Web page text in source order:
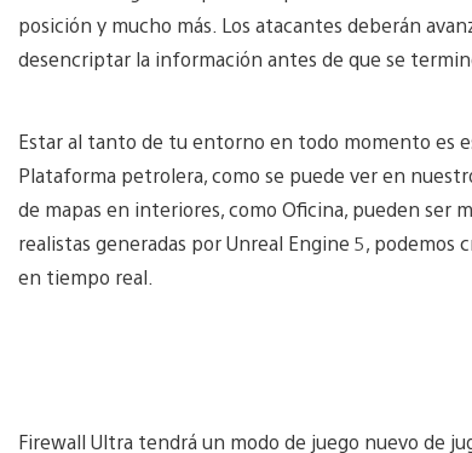
posición y mucho más. Los atacantes deberán
desencriptar la información antes de que se
Estar al tanto de tu entorno en todo momento es
Plataforma petrolera, como se puede ver en
de mapas en interiores, como Oficina, pueden ser
realistas generadas por Unreal Engine 5,
en tiempo real.
Firewall Ultra tendrá un modo de juego nuevo de